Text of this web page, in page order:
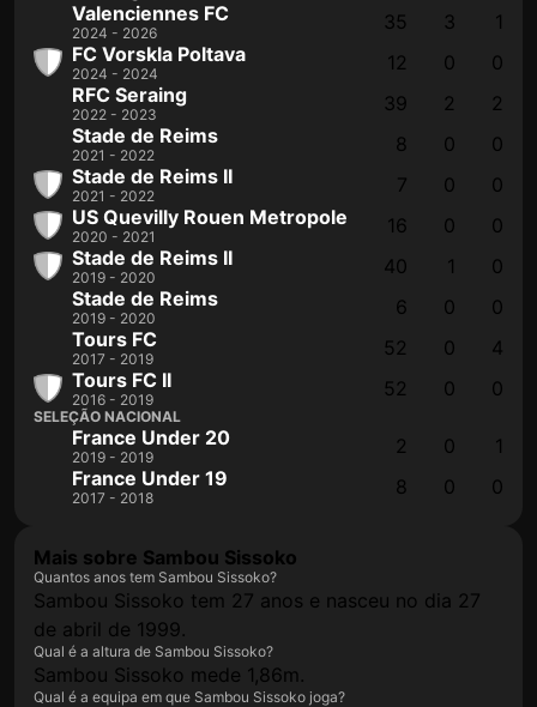
Valenciennes FC
2024 - 2026 35 3
1
FC Vorskla Poltava
2024 - 2024 12 0
0
RFC Seraing
2022 - 2023 39 2
2
Stade de Reims
2021 - 2022 8 0
0
Stade de Reims II
2021 - 2022 7 0
0
US Quevilly Rouen Metropole
2020 - 2021 16 0
0
Stade de Reims II
2019 - 2020 40 1
0
Stade de Reims
2019 - 2020 6 0
0
Tours FC
2017 - 2019 52 0
4
Tours FC II
2016 - 2019 52 0 0
SELEÇÃO NACIONAL
France Under 20
2019 - 2019 2 0
1
France Under 19
2017 - 2018 8 0 0
Mais sobre Sambou Sissoko
Quantos anos tem Sambou Sissoko?
Sambou Sissoko tem 27 anos e nasceu no dia 27
de abril de 1999.
Qual é a altura de Sambou Sissoko?
Sambou Sissoko mede 1,86m.
Qual é a equipa em que Sambou Sissoko joga?